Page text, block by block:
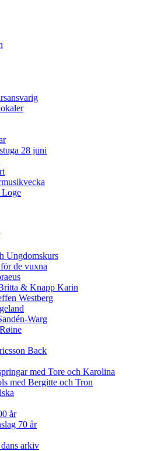
28 juni
Loge
Ungdomskurs
de vuxna
& Knapp Karin
Westberg
Warg
Back
med Tore och Karolina
med Bergitte och Tron
år
70 år
arkiv